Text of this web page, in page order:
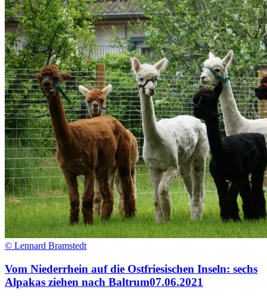
© Lennard Bramstedt
Vom Niederrhein auf die Ostfriesischen Inseln: sechs
Alpakas ziehen nach Baltrum07.06.2021